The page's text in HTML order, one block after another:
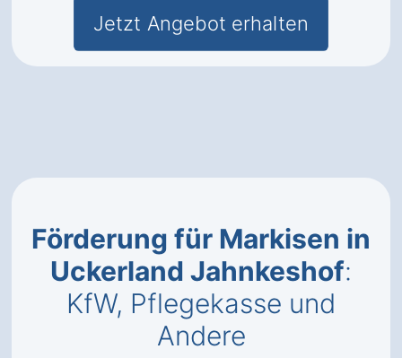
Jetzt Angebot erhalten
Förderung für Markisen in
Uckerland Jahnkeshof:
KfW, Pflegekasse und
Andere